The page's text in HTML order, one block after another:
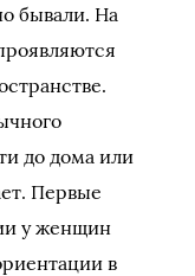
бывали. На
до дома или
Первые
у женщин
в